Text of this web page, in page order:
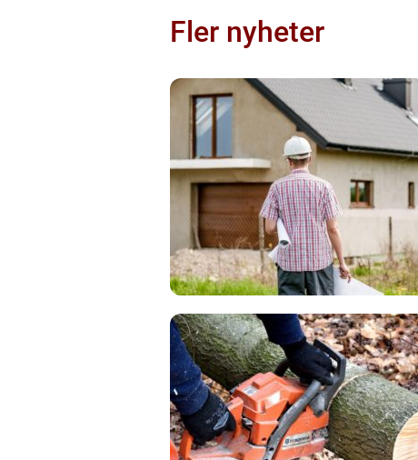
Fler nyheter